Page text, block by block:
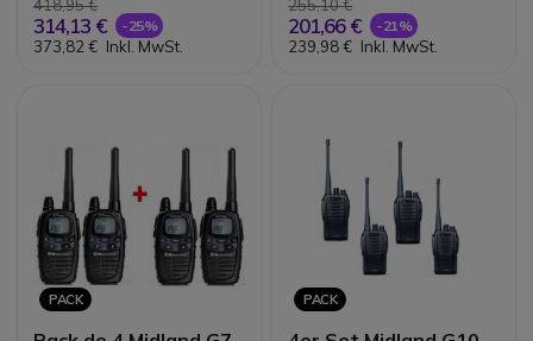
418,95 €
314,13 € -25%
373,82 € Inkl. MwSt.
255,10 €
201,66 € -21%
239,98 € Inkl. MwSt.
PACK PACK